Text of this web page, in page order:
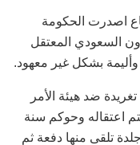
اصدرت الحكومة
السعودي المعتقل
بشكل غير معهود.
نشر بدوي تغريدة ضد هيئة الأمر
اعتقاله وحوكم سنة
جلدة تلقى منها دفعة ثم